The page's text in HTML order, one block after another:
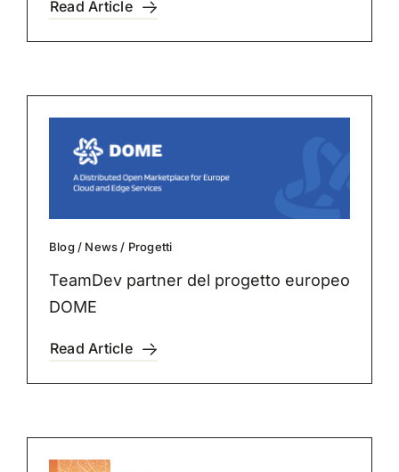
Read Article
Blog/ News/ Progetti
TeamDev partner del progetto europeo
DOME
Read Article